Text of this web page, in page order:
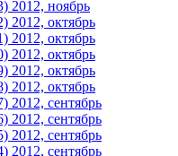
2012, ноябрь
2012, октябрь
2012, октябрь
2012, октябрь
2012, октябрь
2012, октябрь
2012, сентябрь
2012, сентябрь
2012, сентябрь
2012, сентябрь